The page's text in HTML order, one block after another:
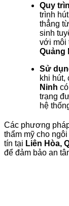
Quy
trình
thẳng
sinh
với môi
Quảng
Sử
khi hút,
Ninh
trạng
hệ
Các phương
thẩm mỹ cho
tín tại Liên Hòa,
để đảm bảo an